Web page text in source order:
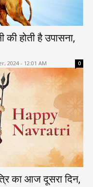
की होती है उपासना,
2024 - 12:01 AM 0
का आज दूसरा दिन,